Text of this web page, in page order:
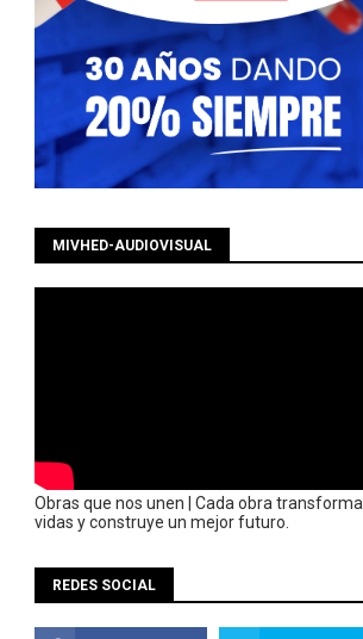
MIVHED-AUDIOVISUAL
Obras que nos unen | Cada obra transforma
vidas y construye un mejor futuro.
REDES SOCIAL